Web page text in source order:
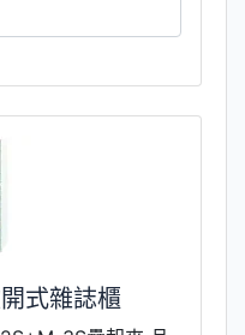
式雜誌櫃